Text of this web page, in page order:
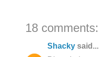
18 comments:
Shacky said...